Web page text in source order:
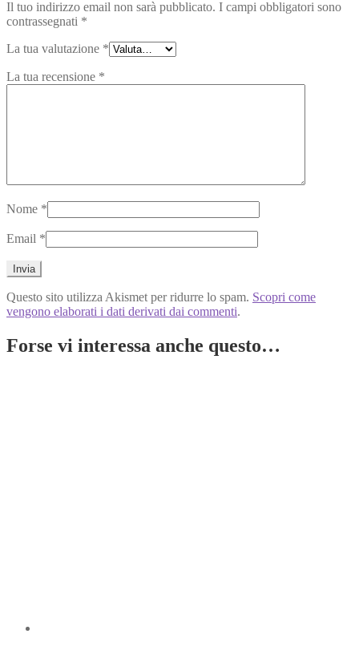
Il tuo indirizzo email non sarà pubblicato. I campi obbligatori sono
contrassegnati *
La tua valutazione *
La tua recensione *
Nome *
Email *
Questo sito utilizza Akismet per ridurre lo spam. Scopri come
vengono elaborati i dati derivati dai commenti.
Forse vi interessa anche questo…